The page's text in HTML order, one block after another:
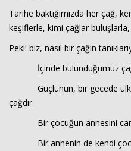
Tarihe baktığımızda her çağ,
keşiflerle, kimi çağlar buluşlarla,
Peki! biz, nasıl bir çağın
İçinde bulunduğumuz çağ
Güçlünün, bir gecede ülke
çağdır.
Bir çocuğun annesini
Bir annenin de kendi